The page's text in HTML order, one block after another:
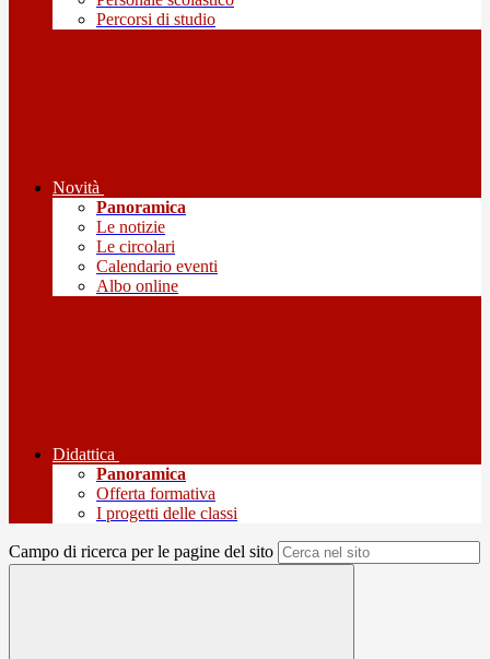
Percorsi di studio
Novità
Panoramica
Le notizie
Le circolari
Calendario eventi
Albo online
Didattica
Panoramica
Offerta formativa
I progetti delle classi
Campo di ricerca per le pagine del sito